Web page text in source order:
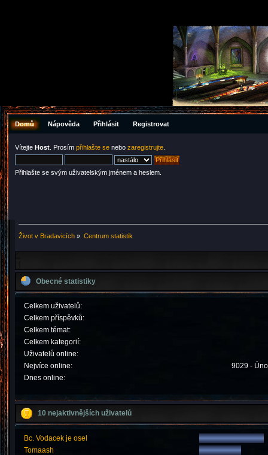
Domů Nápověda Přihlásit Registrovat
Vítejte Host . Prosím přihlašte se nebo zaregistrujte
Přihlašte se svým uživatelským jménem a heslem.
Život v Bradavicích » Centrum statistik
Obecné statistiky
Celkem uživatelů:
Celkem příspěvků:
Celkem témat:
Celkem kategorií:
Uživatelů online:
Nejvíce online:
9029 -
Dnes online:
10 nejaktivnějších uživatelů
Bc. Vodacek je osel
Tomaash